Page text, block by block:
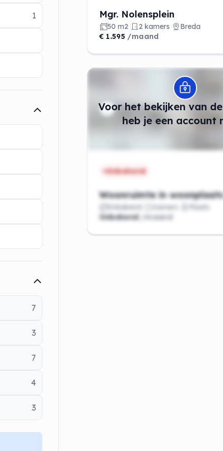
1
7
3
7
4
3
Mgr. Nolensplein
50 m2 2 kamers
Breda
€ 1.595 /maand
Voor het bekijken van
heb je een account
Modal
Onbekend
Woonruimte in woonplaats
Onbekend Kamers
Plaats
Onbekend
/maand